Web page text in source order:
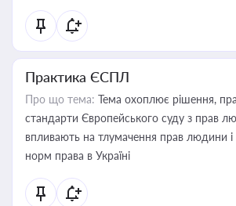
Практика ЄСПЛ
Про що тема: Тема охоплює рішення,
стандарти Європейського суду з прав
впливають на тлумачення прав людини і
норм права в Україні